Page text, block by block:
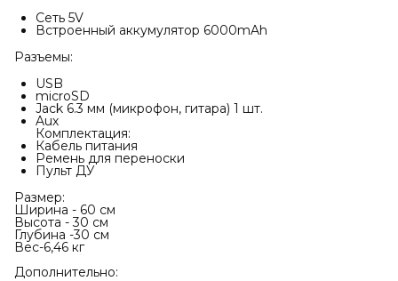
Сеть 5V
Встроенный аккумулятор 6000mAh
Разъемы:
USB
microSD
Jack 6.3 мм (микрофон, гитара) 1 шт.
Auх
Комплектация:
Кабель питания
Ремень для переноски
Пульт ДУ
Размер:
Ширина - 60 см
Высота - 30 см
Глубина -30 см
Вес-6,46 кг
Дополнительно: